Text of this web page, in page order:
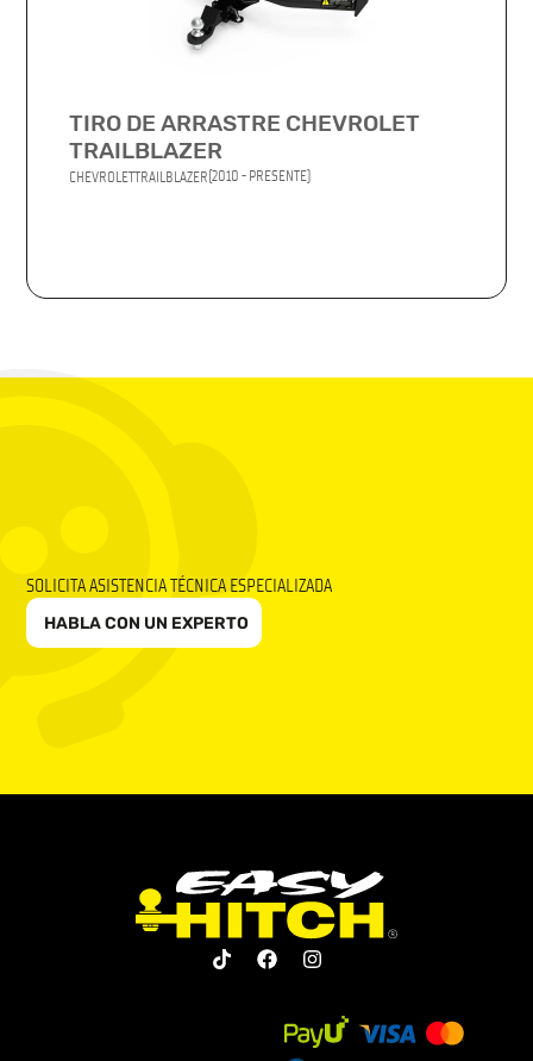
TIRO DE ARRASTRE CHEVROLET
TRAILBLAZER
CHEVROLETTRAILBLAZER(2010 - PRESENTE)
SOLICITA ASISTENCIA TÉCNICA ESPECIALIZADA
HABLA CON UN EXPERTO